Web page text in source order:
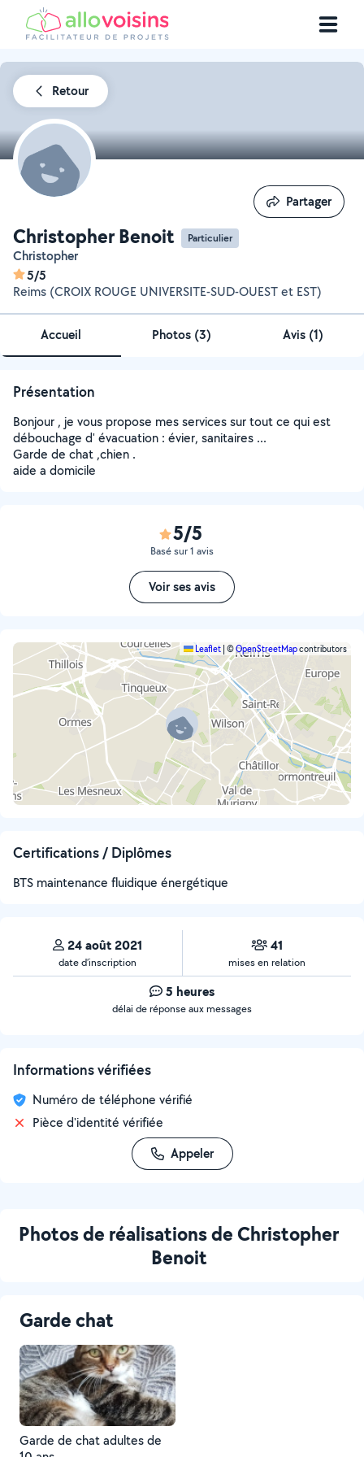
Retour
Christopher Benoit Particulier
Christopher
5/5
Reims (CROIX ROUGE UNIVERSITE-SUD-OUEST et EST)
Partager
Partager
Accueil Photos (3) Avis (1)
Présentation
Bonjour , je vous propose mes services sur tout ce qui est
débouchage d' évacuation : évier, sanitaires ...
Garde de chat ,chien .
aide a domicile
5/5
Basé sur 1 avis
Voir ses avis
Leaflet ©OpenStreetMapcontributors
Certifications / Diplômes
BTS maintenance fluidique énergétique
24 août 2021
date d’inscription
41
mises en relation
5 heures
délai de réponse aux messages
Informations vérifiées
Numéro de téléphone vérifié
Pièce d'identité vérifiée
Appeler
Photos de réalisations de Christopher
Benoit
Garde chat
Garde de chat adultes de